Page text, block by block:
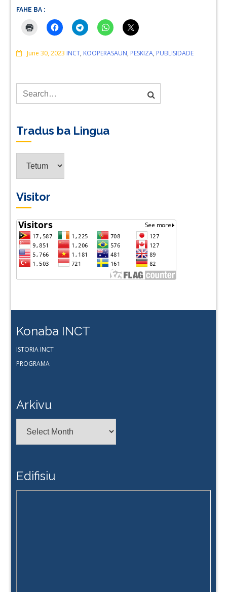
FAHE BA :
June 30, 2023 Comments
INCT, KOOPERASAUN, PESKIZA, PUBLISIDADE
Tradus ba Lingua
Visitor
Konaba INCT
ISTORIA INCT
PROGRAMA
Arkivu
Edifisiu